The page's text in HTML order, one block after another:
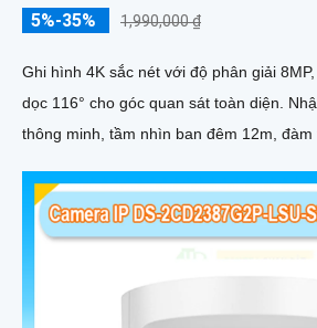
5%-35% 1,990,000 ₫
Ghi hình 4K sắc nét với độ phân giải
dọc 116° cho góc quan sát toàn diện. Nhận diện khuôn mặt
thông minh, tầm nhìn ban đêm 12m,